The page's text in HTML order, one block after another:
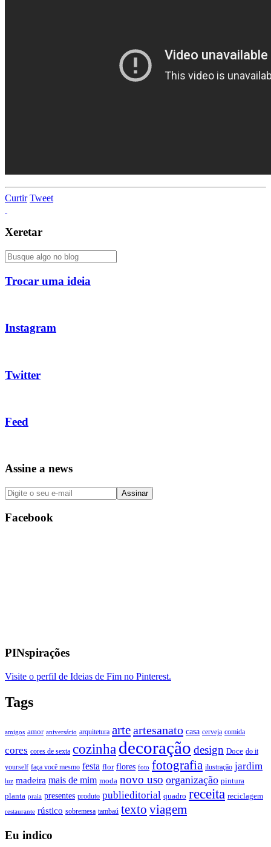
Curtir Tweet
Xeretar
Trocar uma ideia
Instagram
Twitter
Feed
Assine a news
Facebook
PINspirações
Visite o perfil de Ideias de Fim no Pinterest.
Tags
amigos amor aniversário arquitetura arteartesanato casa cerveja comida
cores cores de sexta cozinha decoração design Doce do it
yourself faça você mesmo festa flor flores foto fotografia ilustração jardim
luz madeira mais de mim moda novo uso organização pintura
planta praia presentes produto publieditorial quadro receita reciclagem
restaurante rústico sobremesa tambaú texto viagem
Eu indico